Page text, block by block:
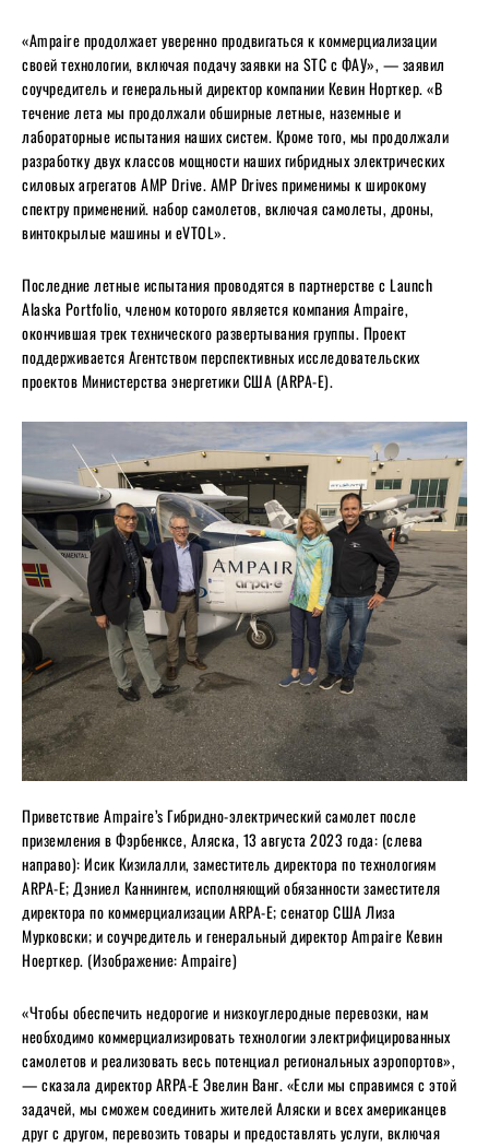
«Ampaire продолжает уверенно продвигаться к коммерциализации
своей технологии, включая подачу заявки на STC с ФАУ», — заявил
соучредитель и генеральный директор компании Кевин Норткер. «В
течение лета мы продолжали обширные летные, наземные и
лабораторные испытания наших систем. Кроме того, мы продолжали
разработку двух классов мощности наших гибридных электрических
силовых агрегатов AMP Drive. AMP Drives применимы к широкому
спектру применений. набор самолетов, включая самолеты, дроны,
винтокрылые машины и eVTOL».
Последние летные испытания проводятся в партнерстве с Launch
Alaska Portfolio, членом которого является компания Ampaire,
окончившая трек технического развертывания группы. Проект
поддерживается Агентством перспективных исследовательских
проектов Министерства энергетики США (ARPA-E).
Приветствие Ampaire’s Гибридно-электрический самолет после
приземления в Фэрбенксе, Аляска, 13 августа 2023 года: (слева
направо): Исик Кизилалли, заместитель директора по технологиям
ARPA-E; Дэниел Каннингем, исполняющий обязанности заместителя
директора по коммерциализации ARPA-E; сенатор США Лиза
Мурковски; и соучредитель и генеральный директор Ampaire Кевин
Ноерткер. (Изображение: Ampaire)
«Чтобы обеспечить недорогие и низкоуглеродные перевозки, нам
необходимо коммерциализировать технологии электрифицированных
самолетов и реализовать весь потенциал региональных аэропортов»,
— сказала директор ARPA-E Эвелин Ванг. «Если мы справимся с этой
задачей, мы сможем соединить жителей Аляски и всех американцев
друг с другом, перевозить товары и предоставлять услуги, включая